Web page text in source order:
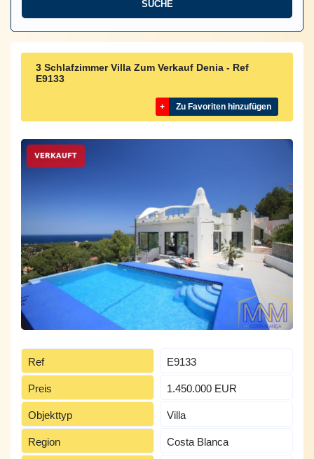
3 Schlafzimmer Villa Zum Verkauf Denia - Ref
E9133
+ Zu Favoriten hinzufügen
Ref E9133
Preis 1.450.000 EUR
Objekttyp Villa
Region Costa Blanca